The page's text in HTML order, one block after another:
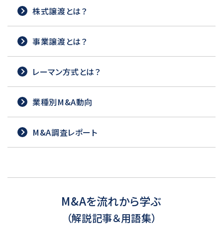
株式譲渡とは？
事業譲渡とは？
レーマン方式とは？
業種別M&A動向
M&A調査レポート
M&Aを流れから学ぶ
（解説記事＆用語集）